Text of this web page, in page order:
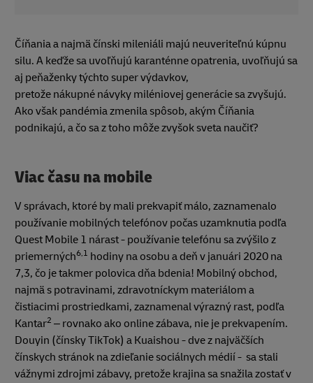
Číňania a najmä čínski mileniáli majú neuveriteľnú kúpnu
silu. A keďže sa uvoľňujú karanténne opatrenia, uvoľňujú sa
aj peňaženky týchto super výdavkov,
pretože nákupné návyky miléniovej generácie sa zvyšujú.
Ako však pandémia zmenila spôsob, akým Číňania
podnikajú, a čo sa z toho môže zvyšok sveta naučiť?
Viac času na mobile
V správach, ktoré by mali prekvapiť málo, zaznamenalo
používanie mobilných telefónov počas uzamknutia podľa
Quest Mobile 1 nárast - používanie telefónu sa zvýšilo z
priemerných6,1 hodiny na osobu a deň v januári 2020 na
7,3, čo je takmer polovica dňa bdenia! Mobilný obchod,
najmä s potravinami, zdravotníckym materiálom a
čistiacimi prostriedkami, zaznamenal výrazný rast, podľa
Kantar2 – rovnako ako online zábava, nie je prekvapením.
Douyin (čínsky TikTok) a Kuaishou - dve z najväčších
čínskych stránok na zdieľanie sociálnych médií - sa stali
vážnymi zdrojmi zábavy, pretože krajina sa snažila zostať v